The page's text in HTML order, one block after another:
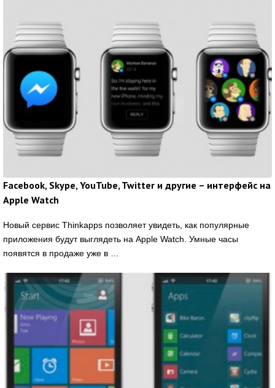
Facebook, Skype, YouTube, Twitter и другие – интерфейс на
Apple Watch
Новый сервис Thinkapps позволяет увидеть, как популярные
приложения будут выглядеть на Apple Watch. Умные часы
появятся в продаже уже в …